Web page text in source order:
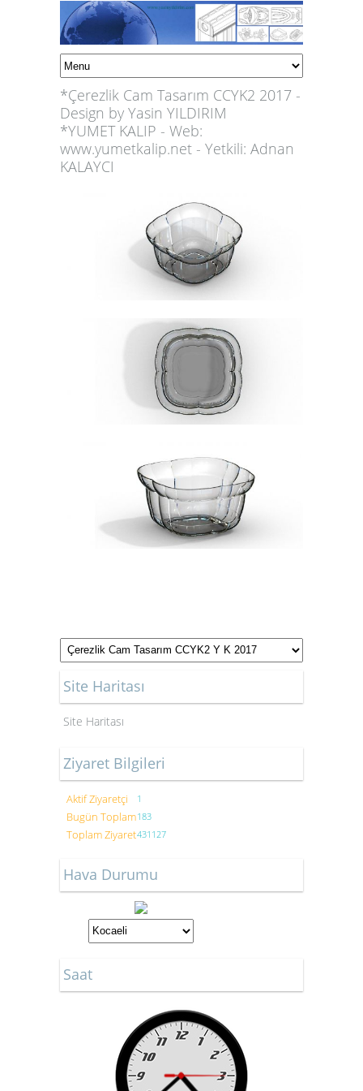
*Çerezlik Cam Tasarım CCYK2 2017 -
Design by Yasin YILDIRIM
*YUMET KALIP - Web:
www.yumetkalip.net - Yetkili: Adnan
KALAYCI
Site Haritası
Site Haritası
Ziyaret Bilgileri
Aktif Ziyaretçi 1
Bugün Toplam183
Toplam Ziyaret431127
Hava Durumu
Saat